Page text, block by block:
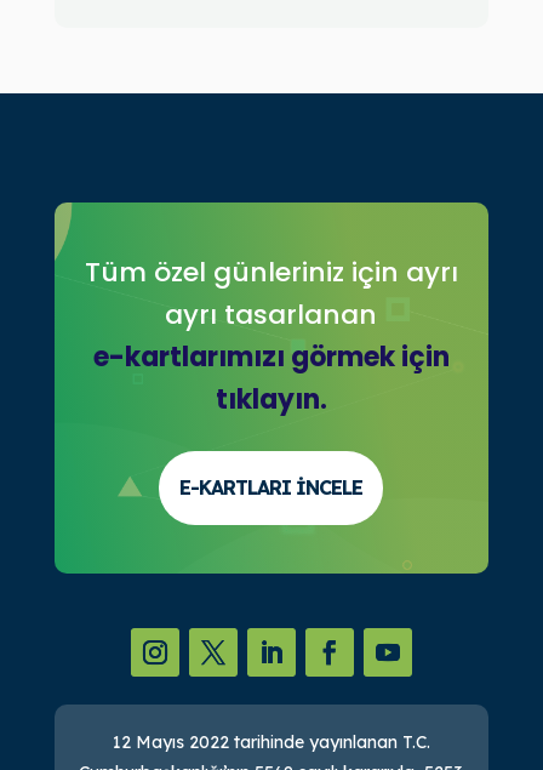
Tüm özel günleriniz için ayrı
ayrı tasarlanan
e-kartlarımızı görmek için
tıklayın.
E-KARTLARI İNCELE
12 Mayıs 2022 tarihinde yayınlanan T.C.